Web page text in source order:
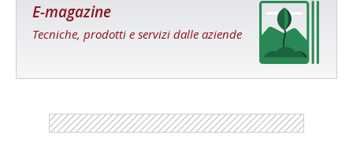
E-magazine
Tecniche, prodotti e servizi dalle aziende